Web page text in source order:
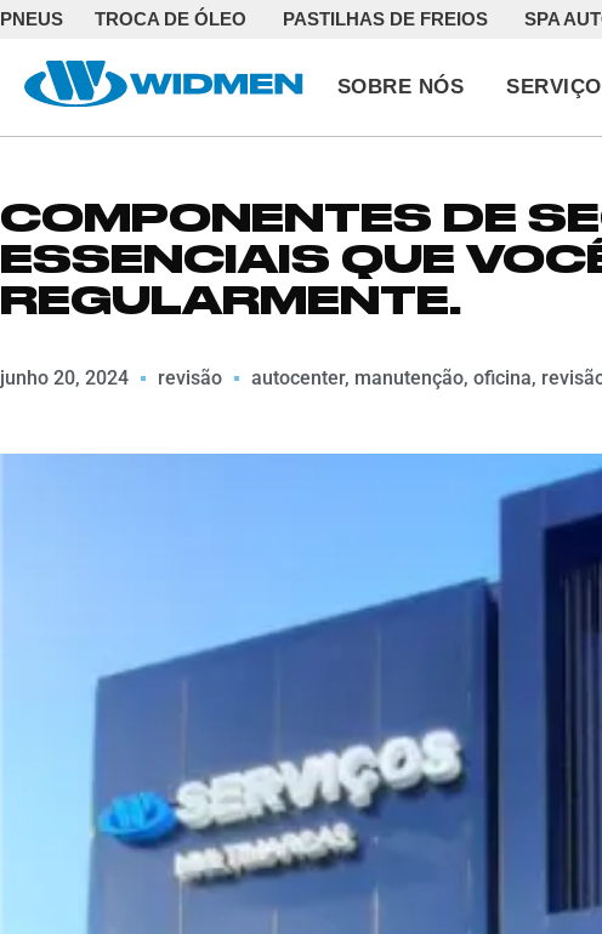
PNEUS TROCA DE ÓLEO PASTILHAS DE FREIOS SPA
SOBRE NÓS
COMPONENTES DE
ESSENCIAIS QUE
REGULARMENTE.
junho 20, 2024 revisão autocenter, manutenção, oficina,